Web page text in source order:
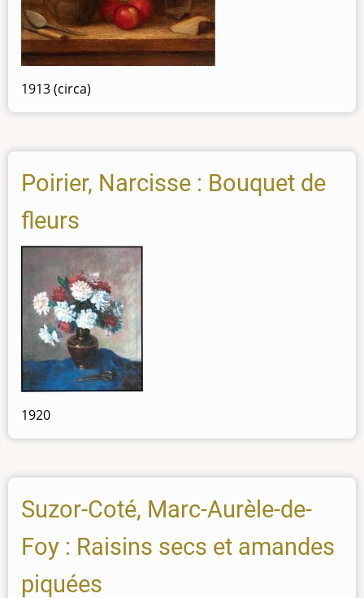
1913 (circa)
Poirier, Narcisse : Bouquet de
fleurs
1920
Suzor-Coté, Marc-Aurèle-de-
Foy : Raisins secs et amandes
piquées